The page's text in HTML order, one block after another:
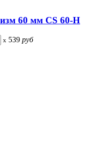
60 мм CS 60-H
x 539 руб